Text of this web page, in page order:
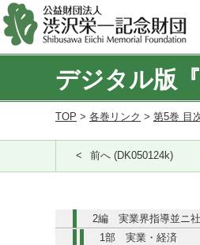
デジタル版
TOP > 各巻リンク > 第5巻 目
前へ (DK050124k)
2編 実業界指導並ニ
1部 実業・経済